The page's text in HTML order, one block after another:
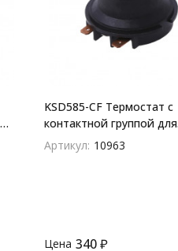
KSD585-CF Термостат с
контактной группой для
чайника
Артикул: 10963
Цена 340 ₽